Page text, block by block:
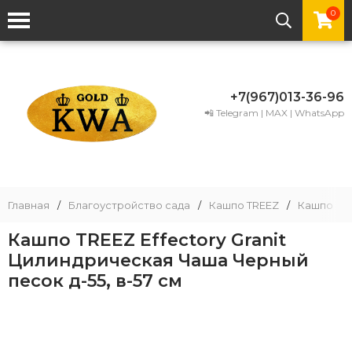
0
+7(967)013-36-96
📲 Telegram | MAX | WhatsApp
Главная / Благоустройство сада / Кашпо TREEZ / Кашпо
Кашпо TREEZ Effectory Granit
Цилиндрическая Чаша Черный
песок д-55, в-57 см